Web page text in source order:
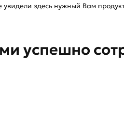
увидели здесь нужный Вам
успешно